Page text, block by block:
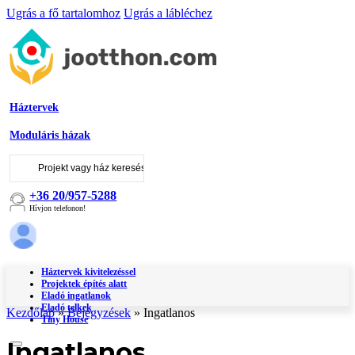
Ugrás a fő tartalomhoz Ugrás a lábléchez
Háztervek
Moduláris házak
+36 20/957-5288
Hívjon telefonon!
Háztervek kivitelezéssel
Projektek építés alatt
Eladó ingatlanok
Eladó telkek
Tiny House
Kezdőlap»Bejegyzések » Ingatlanos